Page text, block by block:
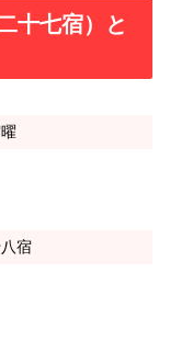
十七宿）と
宿